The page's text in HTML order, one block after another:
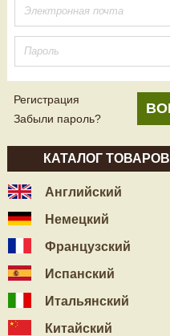
Регистрация
Забыли пароль?
КАТАЛОГ ТОВАРОВ
Английский
Немецкий
Французский
Испанский
Итальянский
Китайский